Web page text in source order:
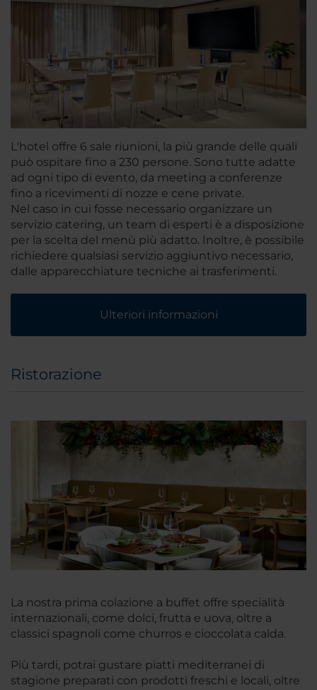
L'hotel offre 6 sale riunioni, la più grande delle quali
può ospitare fino a 230 persone. Sono tutte adatte
ad ogni tipo di evento, da meeting a conferenze
fino a ricevimenti di nozze e cene private.
Nel caso in cui fosse necessario organizzare un
servizio catering, un team di esperti è a disposizione
per la scelta del menù più adatto. Inoltre, è possibile
richiedere qualsiasi servizio aggiuntivo necessario,
dalle apparecchiature tecniche ai trasferimenti.
Ulteriori informazioni
Ristorazione
La nostra prima colazione a buffet offre specialità
internazionali, come dolci, frutta e uova, oltre a
classici spagnoli come churros e cioccolata calda.
Più tardi, potrai gustare piatti mediterranei di
stagione preparati con prodotti freschi e locali, oltre